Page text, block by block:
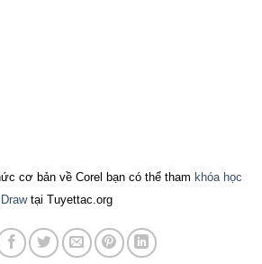
cơ bản về Corel bạn có thể tham khóa học
tại Tuyettac.org